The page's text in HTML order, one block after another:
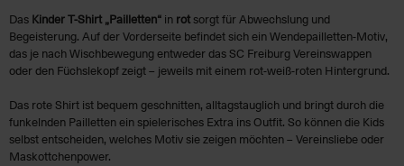
Das Kinder T-Shirt „Pailletten“ in rot sorgt für Abwechslung und
Begeisterung. Auf der Vorderseite befindet sich ein Wendepailletten-Motiv,
das je nach Wischbewegung entweder das SC Freiburg Vereinswappen
oder den Füchslekopf zeigt – jeweils mit einem rot-weiß-roten Hintergrund.
Das rote Shirt ist bequem geschnitten, alltagstauglich und bringt durch die
funkelnden Pailletten ein spielerisches Extra ins Outfit. So können die Kids
selbst entscheiden, welches Motiv sie zeigen möchten – Vereinsliebe oder
Maskottchenpower.